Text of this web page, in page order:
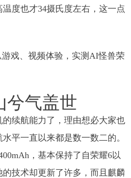
度也才34摄氏度左右，这一点
兮气盖世
续航能力了，理由想必大家也
平一直以来都是数一数二的。
，基本保持了自荣耀6以
技术却更新了许多，而且麒麟